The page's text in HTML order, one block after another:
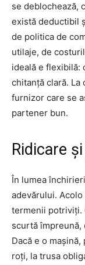
se deblochează,
există deductibil
de politica de
utilaje, de
ideală e flexibilă:
chitanță clară. La
furnizor care se
partener bun.
Ridicare
În lumea
adevărului.
termenii potriviți.
scurtă împreună,
Dacă e o
roți, la trusa